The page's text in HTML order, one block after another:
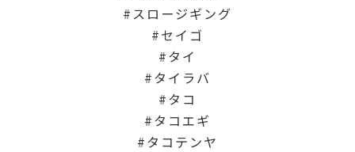
スロージギング
セイゴ
タイ
タイラバ
タコ
タコエギ
タコテンヤ